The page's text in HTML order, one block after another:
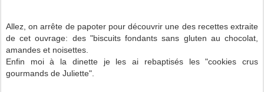
Allez, on arrête de papoter pour découvrir une des recettes extraite
de cet ouvrage: des "biscuits fondants sans gluten au chocolat,
amandes et noisettes.
Enfin moi à la dinette je les ai rebaptisés les "cookies crus
gourmands de Juliette".